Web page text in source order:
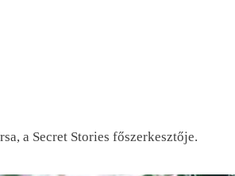
a Secret Stories főszerkesztője.